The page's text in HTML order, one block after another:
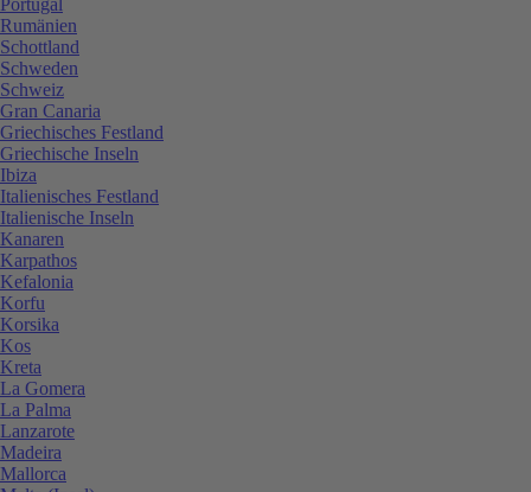
Rumänien
Schottland
Schweden
Schweiz
Gran Canaria
Griechisches Festland
Griechische Inseln
Ibiza
Italienisches Festland
Italienische Inseln
Kanaren
Karpathos
Kefalonia
Korfu
Korsika
Kos
Kreta
La Gomera
La Palma
Lanzarote
Madeira
Mallorca